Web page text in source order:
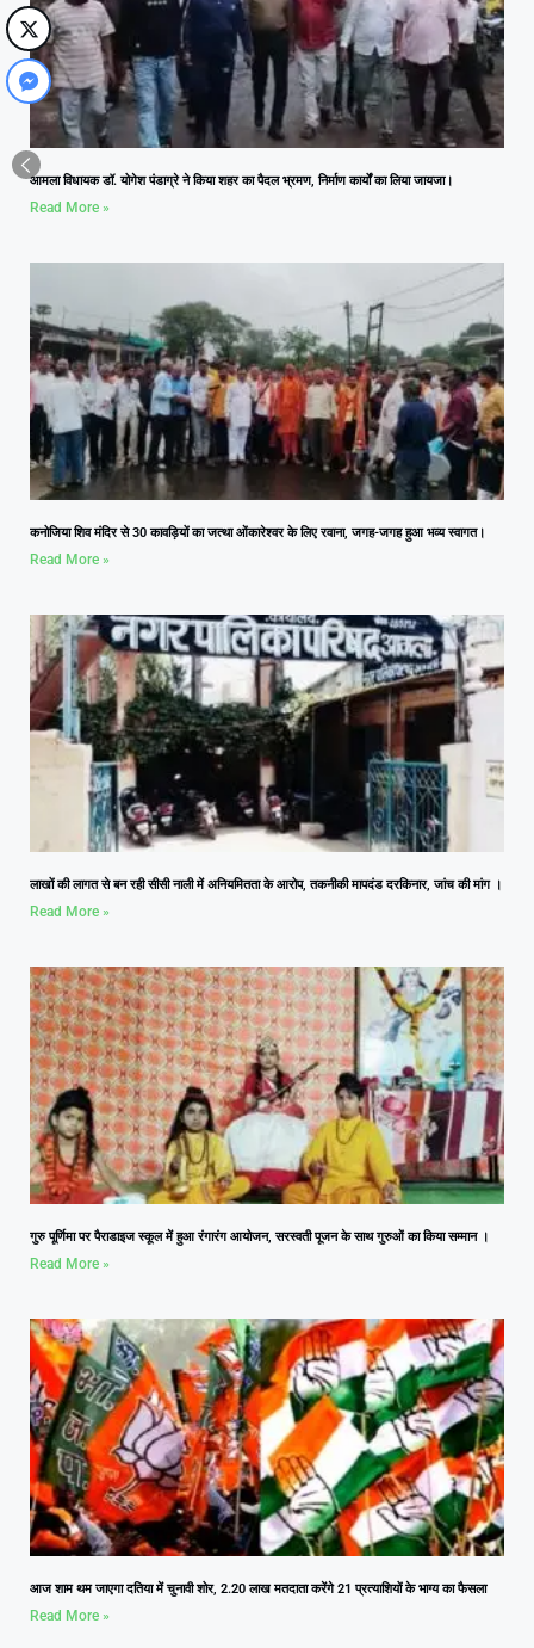
आमला विधायक डॉ. योगेश पंडाग्रे ने किया शहर का पैदल भ्रमण, निर्माण कार्यों का लिया जायजा।
Read More »
कनोजिया शिव मंदिर से 30 कावड़ियों का जत्था ओंकारेश्वर के लिए रवाना, जगह-जगह हुआ भव्य स्वागत।
Read More »
लाखों की लागत से बन रही सीसी नाली में अनियमितता के आरोप, तकनीकी मापदंड दरकिनार, जांच की मांग ।
Read More »
गुरु पूर्णिमा पर पैराडाइज स्कूल में हुआ रंगारंग आयोजन, सरस्वती पूजन के साथ गुरुओं का किया सम्मान ।
Read More »
आज शाम थम जाएगा दतिया में चुनावी शोर, 2.20 लाख मतदाता करेंगे 21 प्रत्याशियों के भाग्य का फैसला
Read More »